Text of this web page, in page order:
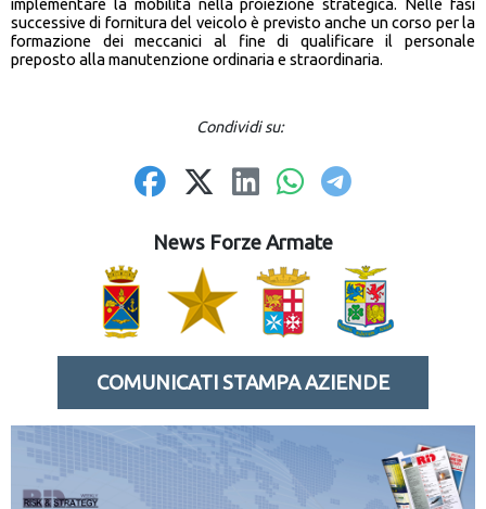
successive di fornitura del veicolo è previsto anche un corso per la
formazione dei meccanici al fine di qualificare il personale
preposto alla manutenzione ordinaria e straordinaria.
Condividi su:
News Forze Armate
COMUNICATI STAMPA AZIENDE